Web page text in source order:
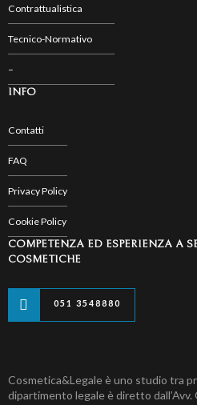
Contrattualistica
Tecnico-Normativo
–
INFO
Contatti
FAQ
Privacy Policy
Cookie Policy
COMPETENZA ED ESPERIENZA A
COSMETICHE
051 3548880
Cosmetica&Legale è uno studio tra
dipartimento legale è diretto